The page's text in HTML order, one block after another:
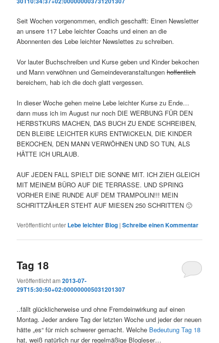
Seit Wochen vorgenommen, endlich geschafft: Einen Newsletter
an unsere 117 Lebe leichter Coachs und einen an die
Abonnenten des Lebe leichter Newslettes zu schreiben.
Vor lauter Buchschreiben und Kurse geben und Kinder bekochen
und Mann verwöhnen und Gemeindeveranstaltungenhoffentlich
bereichern, hab ich die doch glatt vergessen.
In dieser Woche gehen meine Lebe leichter Kurse zu Ende…
dann muss ich im August nur noch DIE WERBUNG FÜR DEN
HERBSTKURS MACHEN, DAS BUCH ZU ENDE SCHREIBEN,
DEN BLEIBE LEICHTER KURS ENTWICKELN, DIE KINDER
BEKOCHEN, DEN MANN VERWÖHNEN UND SO TUN, ALS
HÄTTE ICH URLAUB.
AUF JEDEN FALL SPIELT DIE SONNE MIT. ICH ZIEH GLEICH
MIT MEINEM BÜRO AUF DIE TERRASSE. UND SPRING
VORHER EINE RUNDE AUF DEM TRAMPOLIN!!! MEIN
SCHRITTZÄHLER STEHT AUF MIESEN 250 SCHRITTEN 🙁
Veröffentlicht unter Lebe leichter Blog |Schreibe einen Kommentar
Tag 18
Veröffentlicht am2013-07-
29T15:30:50+02:000000005031201307
..fällt glücklicherweise und ohne Fremdeinwirkung auf einen
Montag. Jeder andere Tag der letzten Woche und jeder der neuen
hätte „es“ für mich schwerer gemacht. Welche Bedeutung Tag 18
hat, weiß natürlich nur der regelmäßige Blogleser…